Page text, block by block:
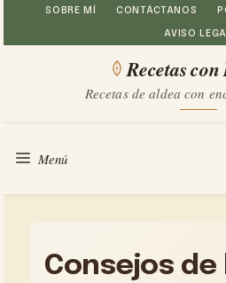
Saltar
al
SOBRE MÍ CONTÁCTANOS
AVISO
Recetas
Recetas de aldea con
Menú
Consejos de